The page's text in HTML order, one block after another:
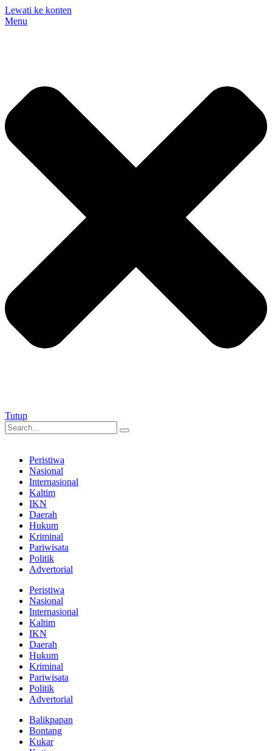
Lewati ke konten
Menu
Tutup
Peristiwa
Nasional
Internasional
Kaltim
IKN
Daerah
Hukum
Kriminal
Pariwisata
Politik
Advertorial
Peristiwa
Nasional
Internasional
Kaltim
IKN
Daerah
Hukum
Kriminal
Pariwisata
Politik
Advertorial
Balikpapan
Bontang
Kukar